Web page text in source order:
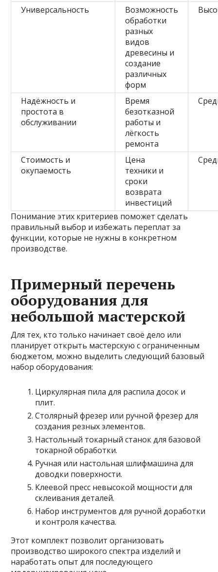
Универсальность
Возможность
обработки
разных
видов
древесины и
создание
различных
форм
Надёжность и
простота в
обслуживании
Время
безотказной
работы и
лёгкость
ремонта
Стоимость и
окупаемость
Цена
техники и
сроки
возврата
инвестиций
Понимание этих критериев поможет сделать
правильный выбор и избежать переплат за
функции, которые не нужны в конкретном
производстве.
Примерный перечень
оборудования для
небольшой мастерской
Для тех, кто только начинает своё дело или
планирует открыть мастерскую с ограниченным
бюджетом, можно выделить следующий базовый
набор оборудования:
Циркулярная пила для распила досок и
плит.
Столярный фрезер или ручной фрезер для
создания резных элементов.
Настольный токарный станок для базовой
токарной обработки.
Ручная или настольная шлифмашина для
доводки поверхности.
Клеевой пресс невысокой мощности для
склеивания деталей.
Набор инструментов для ручной доработки
и контроля качества.
Этот комплект позволит организовать
производство широкого спектра изделий и
наработать опыт для последующего